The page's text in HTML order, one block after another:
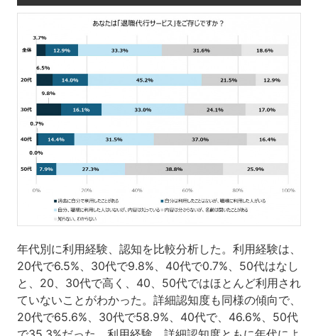
年代別に利用経験、認知を比較分析した。利用経験は、
20代で6.5%、30代で9.8%、40代で0.7%、50代はなし
と、20、30代で高く、40、50代ではほとんど利用され
ていないことがわかった。詳細認知度も同様の傾向で、
20代で65.6%、30代で58.9%、40代で、46.6%、50代